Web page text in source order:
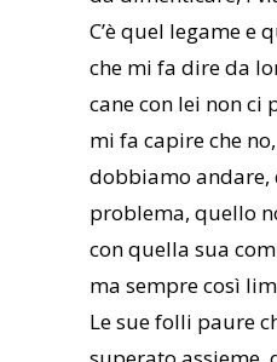
C’è quel legame e
che mi fa dire da
cane con lei non ci
mi fa capire che
dobbiamo andare,
problema, quello
con quella sua
ma sempre così
Le sue folli paure